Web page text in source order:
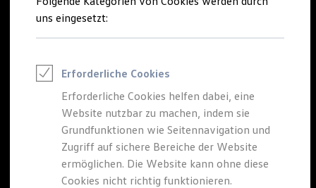
Rettungsdienste
ONE Business ID Vorteile
Fahrzeugsuche & Marktplatz
Digitaler Marktplatz
Kauf & Finanzierung
Online-Fahrzeugbewertung
Aktionen & Angebote
E-Auto-Förderung
Für Privatkunden
Für Gewerbekunden
Profi Paket
TopDeal
uns eingesetzt:
Erforderliche Cookies
Erforderliche Cookies helfen dabei, eine
Website nutzbar zu machen, indem sie
Grundfunktionen wie Seitennavigation und
Zugriff auf sichere Bereiche der Website
ermöglichen. Die Website kann ohne diese
Cookies nicht richtig funktionieren.